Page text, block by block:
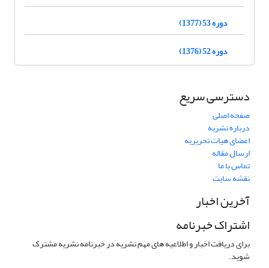
دوره 53 (1377)
دوره 52 (1376)
دسترسی سریع
صفحه اصلی
درباره نشریه
اعضای هیات تحریریه
ارسال مقاله
تماس با ما
نقشه سایت
آخرین اخبار
اشتراک خبرنامه
برای دریافت اخبار و اطلاعیه های مهم نشریه در خبرنامه نشریه مشترک
شوید.